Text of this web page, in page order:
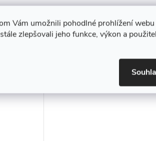
Vám umožnili pohodlné prohlížení
zlepšovali jeho funkce, výkon a